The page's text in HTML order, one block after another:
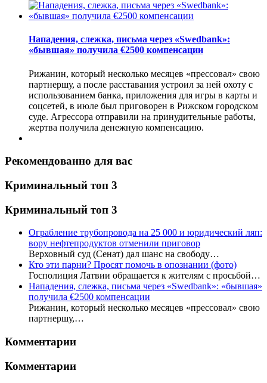
Нападения, слежка, письма через «Swedbank»:
«бывшая» получила €2500 компенсации
Рижанин, который несколько месяцев «прессовал» свою
партнершу, а после расставания устроил за ней охоту с
использованием банка, приложения для игры в карты и
соцсетей, в июле был приговорен в Рижском городском
суде. Агрессора отправили на принудительные работы,
жертва получила денежную компенсацию.
Рекомендованно для вас
Криминальный топ 3
Криминальный топ 3
Ограбление трубопровода на 25 000 и юридический ляп:
вору нефтепродуктов отменили приговор
Верховный суд (Сенат) дал шанс на свободу…
Кто эти парни? Просят помочь в опознании (фото)
Госполиция Латвии обращается к жителям с просьбой…
Нападения, слежка, письма через «Swedbank»: «бывшая»
получила €2500 компенсации
Рижанин, который несколько месяцев «прессовал» свою
партнершу,…
Комментарии
Комментарии